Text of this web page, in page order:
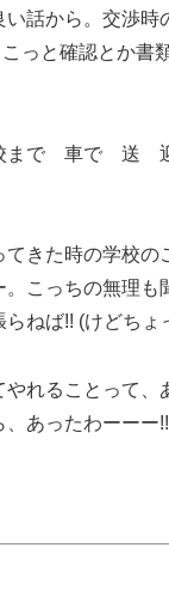
い話から。交渉時
っと確認とか書
で 車で 送 迎
てきた時の学校の
こっちの無理も
らねば!! (けどち
やれることって
あったわーーー